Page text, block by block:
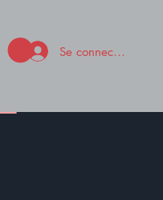
Se connecter